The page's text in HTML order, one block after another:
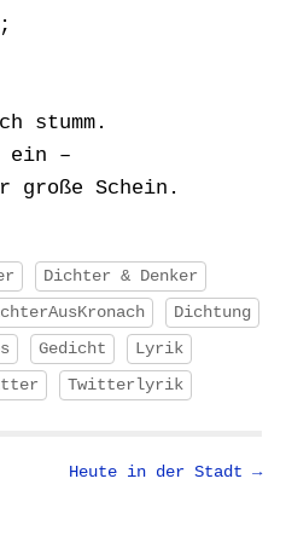
stumm.
ein –
große Schein.
Dichter & Denker
Dichtung
Gedicht
Lyrik
Twitterlyrik
Heute in der Stadt →